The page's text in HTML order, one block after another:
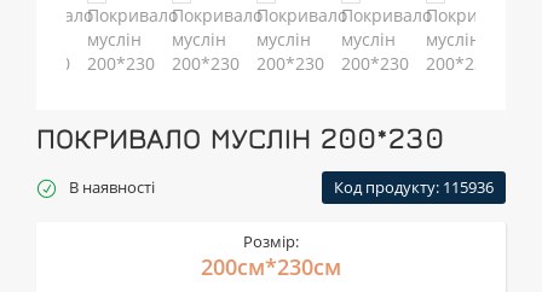
ПОКРИВАЛО МУСЛІН 200*230
В наявності Код продукту: 115936
Розмір:
200см*230см